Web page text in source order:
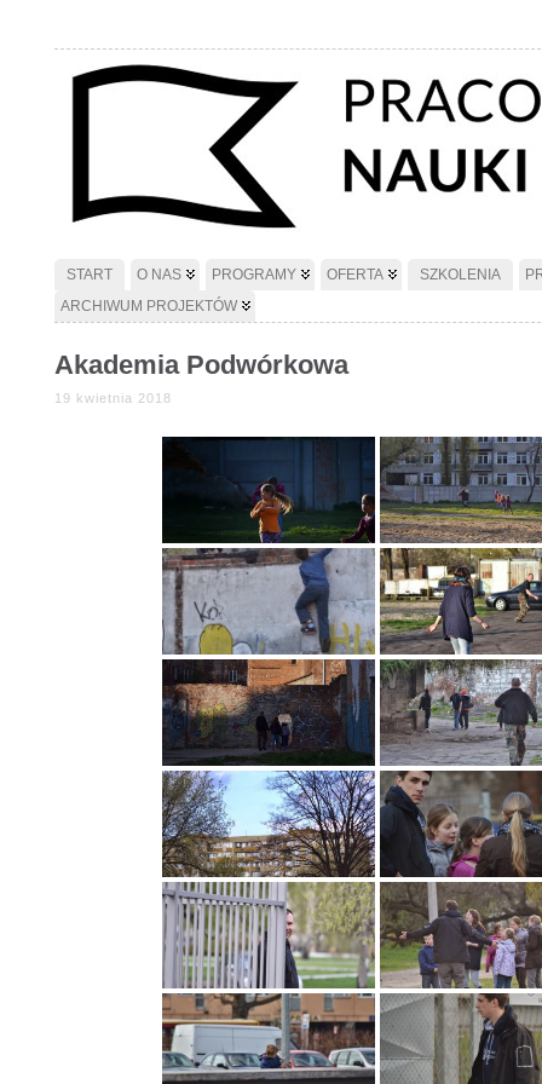
START O NAS PROGRAMY OFERTA SZKOLENIA
ARCHIWUM PROJEKTÓW
Akademia Podwórkowa
19 kwietnia 2018